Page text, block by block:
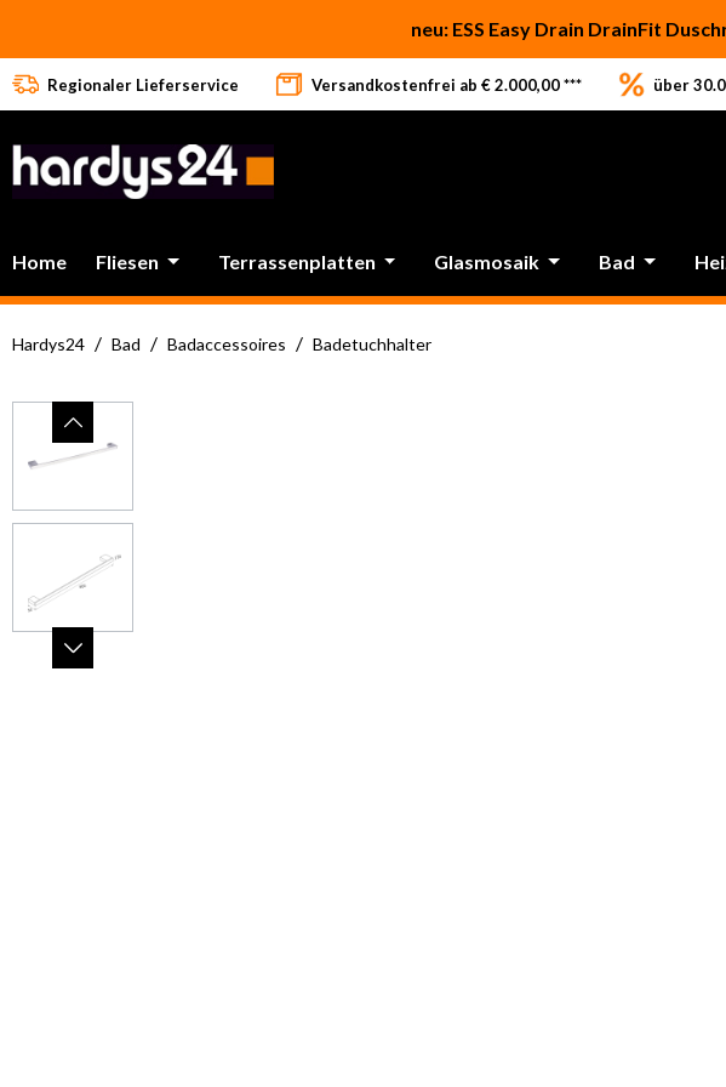
neu: ESS Easy Drain DrainFit
Regionaler Lieferservice Versandkostenfrei ab € 2.000,00 *** über
Home Fliesen Terrassenplatten Glasmosaik Bad
Hardys24 / Bad / Badaccessoires / Badetuchhalter
Bildergalerie überspringen